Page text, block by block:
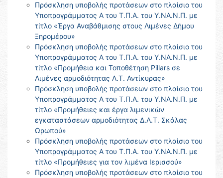
Πρόσκληση υποβολής προτάσεων στο πλαίσιο του
Υποπρογράμματος Α του Τ.Π.Α. του Υ.ΝΑ.Ν.Π. με
τίτλο «Έργα Αναβάθμισης στους Λιμένες Δήμου
Ξηρομέρου»
Πρόσκληση υποβολής προτάσεων στο πλαίσιο του
Υποπρογράμματος Α του Τ.Π.Α. του Υ.ΝΑ.Ν.Π. με
τίτλο «Προμήθεια και Τοποθέτηση Pillars σε
Λιμένες αρμοδιότητας Λ.Τ. Αντίκυρας»
Πρόσκληση υποβολής προτάσεων στο πλαίσιο του
Υποπρογράμματος Α του Τ.Π.Α. του Υ.ΝΑ.Ν.Π. με
τίτλο «Προμήθειες και έργα λιμενικών
εγκαταστάσεων αρμοδιότητας Δ.Λ.Τ. Σκάλας
Ωρωπού»
Πρόσκληση υποβολής προτάσεων στο πλαίσιο του
Υποπρογράμματος Α του Τ.Π.Α. του Υ.ΝΑ.Ν.Π. με
τίτλο «Προμήθειες για τον λιμένα Ιερισσού»
Πρόσκληση υποβολής προτάσεων στο πλαίσιο του